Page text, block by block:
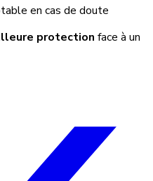
en cas de doute
protection face à un